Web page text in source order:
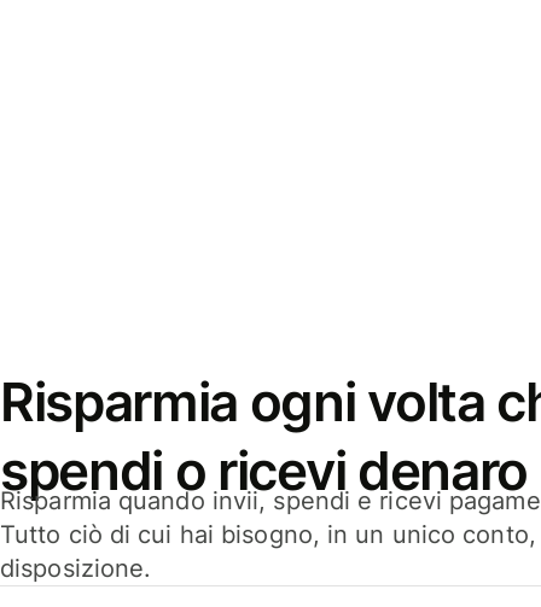
Risparmia ogni volta
spendi o ricevi denaro
Risparmia quando invii, spendi e ricevi
Tutto ciò di cui hai bisogno, in un unico
disposizione.